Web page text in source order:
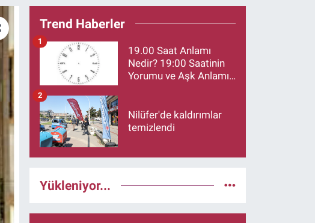
Trend Haberler
19.00 Saat Anlamı
Nedir? 19:00 Saatinin
Yorumu ve Aşk Anlamı
1
Nilüfer'de kaldırımlar
temizlendi
2
Yükleniyor...